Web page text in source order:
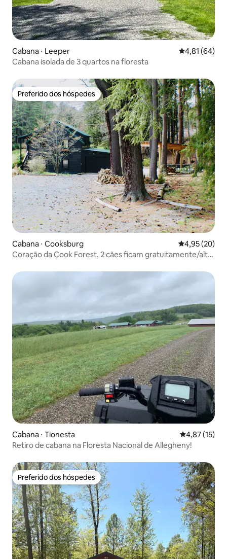
Cabana ⋅ Leeper 4,81 de uma
4,81 (64)
Cabana isolada de 3 quartos na floresta
Preferido dos hóspedes
Preferido dos hóspedes
Cabana ⋅ Cooksburg 4,95 de uma
4,95 (20)
Coração da Cook Forest, 2 cães ficam gratuitamente/alta
Cabana ⋅ Tionesta 4,87 de uma
4,87 (15)
Retiro de cabana na Floresta Nacional de Allegheny!
Preferido dos hóspedes
Preferido dos hóspedes